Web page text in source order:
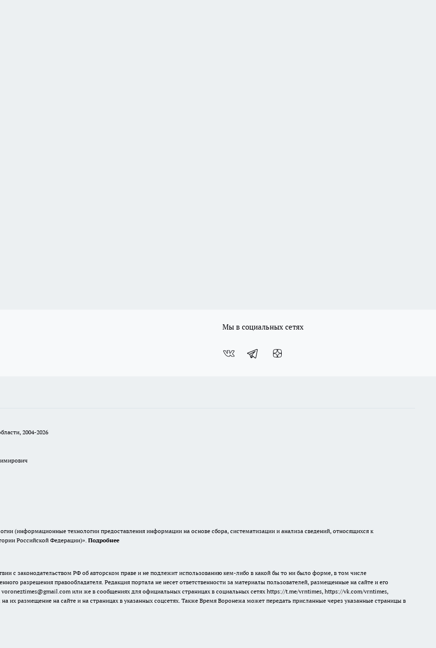
Мы в социальных сетях
2004-2026
(информационные технологии предоставления информации на основе сбора, систематизации и анализа сведений, относящихся к
Российской Федерации)». Подробнее
с законодательством РФ об авторском праве и не подлежит использованию кем-либо в какой бы то ни было форме, в том числе
разрешения правообладателя. Редакция портала не несет ответственности за материалы пользователей, размещенные на сайте и его
или же в сообщениях для официальных страницах в социальных сетях https://t.me/vrntimes, https://vk.com/vrntimes,
на их размещение на сайте и на страницах в указанных соцсетях. Также Время Воронежа может передать присланные через указанные страницы в